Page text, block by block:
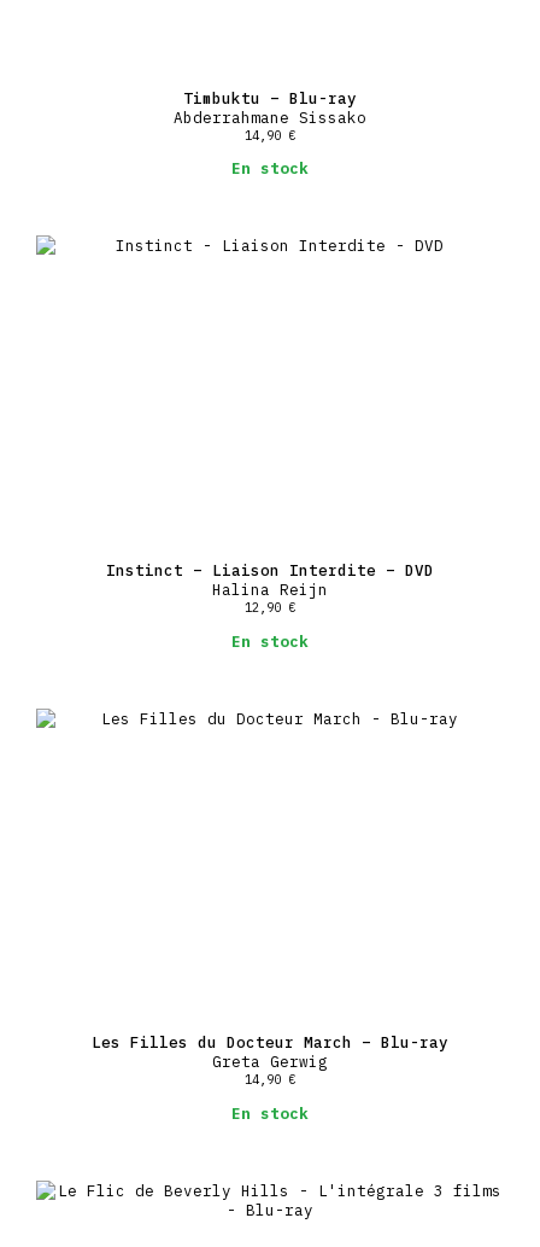
Timbuktu – Blu-ray
Abderrahmane Sissako
14,90 €
En stock
Instinct – Liaison Interdite – DVD
Halina Reijn
12,90 €
En stock
Les Filles du Docteur March – Blu-ray
Greta Gerwig
14,90 €
En stock